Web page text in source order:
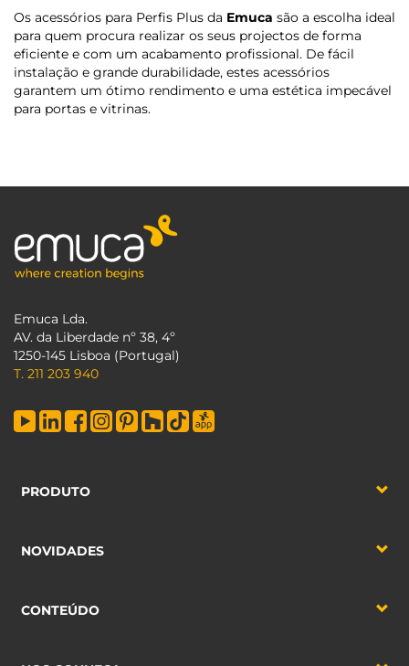
Os acessórios para Perfis Plus da Emuca são a escolha ideal
para quem procura realizar os seus projectos de forma
eficiente e com um acabamento profissional. De fácil
instalação e grande durabilidade, estes acessórios
garantem um ótimo rendimento e uma estética impecável
para portas e vitrinas.
Emuca Lda.
AV. da Liberdade nº 38, 4º
1250-145 Lisboa (Portugal)
T. 211 203 940
PRODUTO
NOVIDADES
CONTEÚDO